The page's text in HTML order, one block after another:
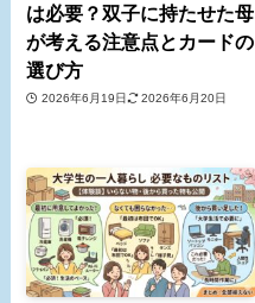
は必要？双子に持たせた母
が考える注意点とカードの
選び方
2026年6月19日 2026年6月20日